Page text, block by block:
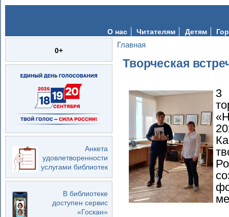
О нас Читателям Детям
0+
Анкета
удовлетворенности
услугами библиотек
В библиотеке
доступен сервис
«Госкан»
Вы здесь
Главная
Творческая